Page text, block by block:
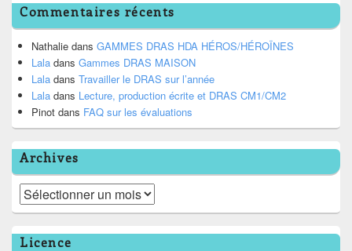
Commentaires récents
Nathalie dans GAMMES DRAS HDA HÉROS/HÉROÏNES
Lala dans Gammes DRAS MAISON
Lala dans Travailler le DRAS sur l’année
Lala dans Lecture, production écrite et DRAS CM1/CM2
Pinot dans FAQ sur les évaluations
Archives
Archives
Licence